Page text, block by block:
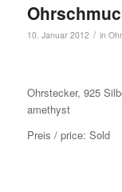
10. Januar 2012 / in
Ohrstecker, 925
amethyst
Preis / price: Sold